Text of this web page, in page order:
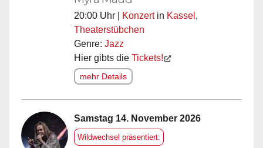
20:00 Uhr | Konzertin Kassel ,
Theaterstübchen
Genre: Jazz
Hier gibts die Tickets!
mehr Details
Samstag 14. November 2026
Wildwechsel präsentiert: